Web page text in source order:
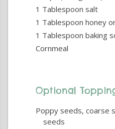
1 Tablespoon salt
1 Tablespoon honey
1 Tablespoon baking
Cornmeal
Optional
Poppy seeds, coarse
seeds